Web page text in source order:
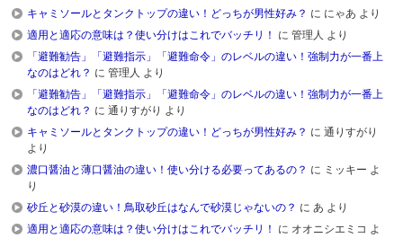
キャミソールとタンクトップの違い！どっちが男性好み？ に にゃあ より
適用と適応の意味は？使い分けはこれでバッチリ！
に管理人 より
「避難勧告」「避難指示」「避難命令」のレベルの違い！強制力が一番上
なのはどれ？ に管理人 より
「避難勧告」「避難指示」「避難命令」のレベルの違い！強制力が一番上
なのはどれ？ に通りすがり より
キャミソールとタンクトップの違い！どっちが男性好み？ に通りすがり
より
濃口醤油と薄口醤油の違い！使い分ける必要ってあるの？ に ミッキー よ
り
砂丘と砂漠の違い！鳥取砂丘はなんで砂漠じゃないの？ にあ より
適用と適応の意味は？使い分けはこれでバッチリ！
に オオニシエミコ よ